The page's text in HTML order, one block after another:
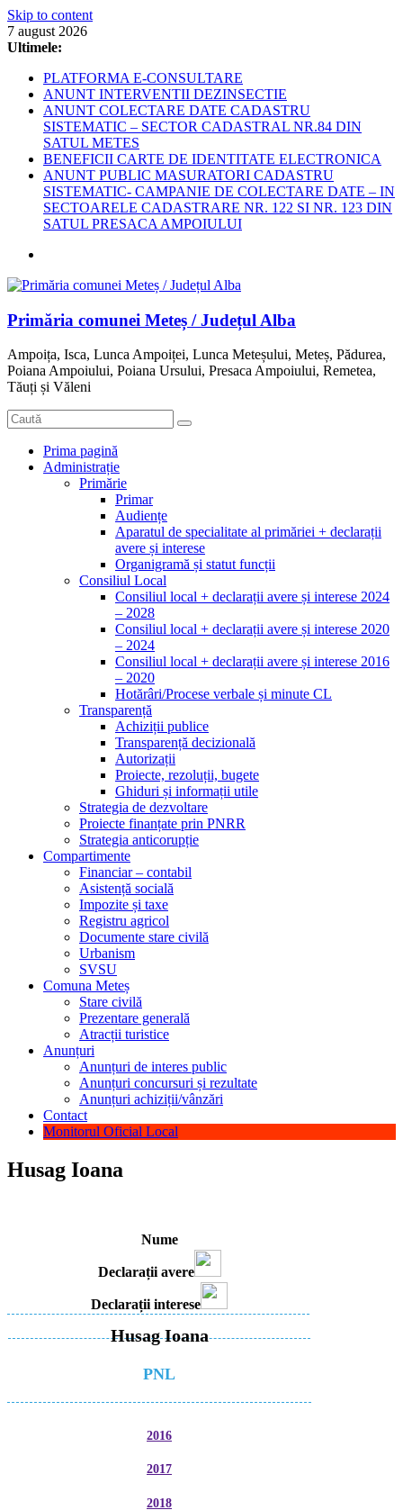
Skip to content
7 august 2026
Ultimele:
PLATFORMA E-CONSULTARE
ANUNT INTERVENTII DEZINSECTIE
ANUNT COLECTARE DATE CADASTRU
SISTEMATIC – SECTOR CADASTRAL NR.84 DIN
SATUL METES
BENEFICII CARTE DE IDENTITATE ELECTRONICA
ANUNT PUBLIC MASURATORI CADASTRU
SISTEMATIC- CAMPANIE DE COLECTARE DATE – IN
SECTOARELE CADASTRARE NR. 122 SI NR. 123 DIN
SATUL PRESACA AMPOIULUI
Primăria comunei Meteș / Județul Alba
Ampoița, Isca, Lunca Ampoiței, Lunca Meteșului, Meteș, Pădurea,
Poiana Ampoiului, Poiana Ursului, Presaca Ampoiului, Remetea,
Tăuți și Văleni
Prima pagină
Administrație
Primărie
Primar
Audiențe
Aparatul de specialitate al primăriei + declarații
avere și interese
Organigramă și statut funcții
Consiliul Local
Consiliul local + declarații avere și interese 2024
– 2028
Consiliul local + declarații avere și interese 2020
– 2024
Consiliul local + declarații avere și interese 2016
– 2020
Hotărâri/Procese verbale și minute CL
Transparență
Achiziții publice
Transparență decizională
Autorizații
Proiecte, rezoluții, bugete
Ghiduri și informații utile
Strategia de dezvoltare
Proiecte finanțate prin PNRR
Strategia anticorupție
Compartimente
Financiar – contabil
Asistență socială
Impozite și taxe
Registru agricol
Documente stare civilă
Urbanism
SVSU
Comuna Meteș
Stare civilă
Prezentare generală
Atracții turistice
Anunțuri
Anunțuri de interes public
Anunțuri concursuri și rezultate
Anunțuri achiziții/vânzări
Contact
Monitorul Oficial Local
Husag Ioana
Nume
Declarații avere
Declarații interese
Husag Ioana
PNL
2016
2017
2018